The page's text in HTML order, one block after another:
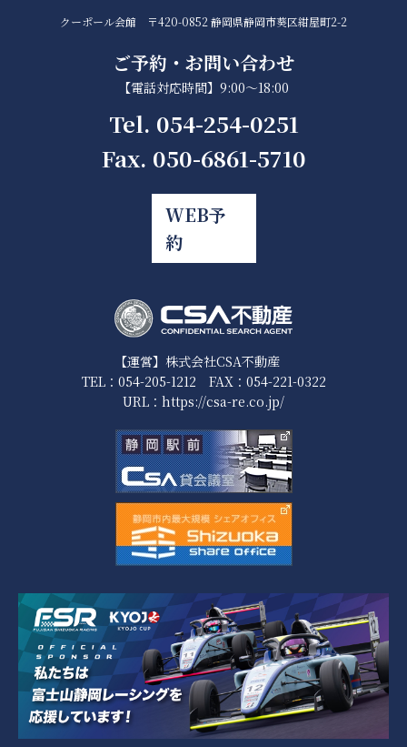
クーポール会館 〒420-0852 静岡県静岡市葵区紺屋町2-2
ご予約・お問い合わせ
【電話対応時間】9:00～18:00
Tel. 054-254-0251
Fax. 050-6861-5710
WEB予
約
【運営】株式会社CSA不動産
TEL：054-205-1212 FAX：054-221-0322
URL： https://csa-re.co.jp/